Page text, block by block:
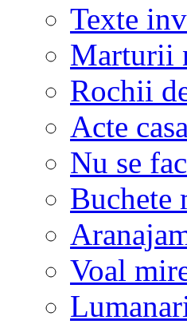
Texte
Marturii
Rochii
Acte
Nu se
Buchete
Voal